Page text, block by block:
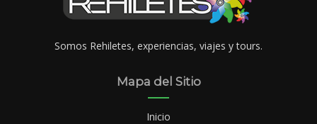
Somos Rehiletes, experiencias, viajes y tours.
Mapa del Sitio
Inicio